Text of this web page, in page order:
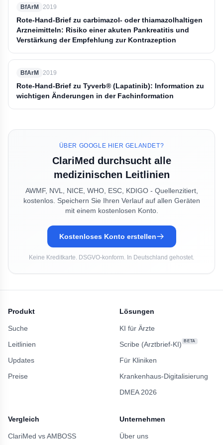
BfArM 2019
Rote-Hand-Brief zu carbimazol- oder thiamazolhaltigen
Arzneimitteln: Risiko einer akuten Pankreatitis und
Verstärkung der Empfehlung zur Kontrazeption
BfArM 2019
Rote-Hand-Brief zu Tyverb® (Lapatinib): Information zu
wichtigen Änderungen in der Fachinformation
ÜBER GOOGLE HIER GELANDET?
ClariMed durchsucht alle
medizinischen Leitlinien
AWMF, NVL, NICE, WHO, ESC, KDIGO - Quellenzitiert,
kostenlos. Speichern Sie Ihren Verlauf auf allen Geräten
mit einem kostenlosen Konto.
Kostenloses Konto erstellen
Keine Kreditkarte. DSGVO-konform. In Deutschland gehostet.
Produkt
Suche
Leitlinien
Updates
Preise
Lösungen
KI für Ärzte
Scribe (Arztbrief-KI)
BETA
Für Kliniken
Krankenhaus-Digitalisierung
DMEA 2026
Vergleich
ClariMed vs AMBOSS
Unternehmen
Über uns